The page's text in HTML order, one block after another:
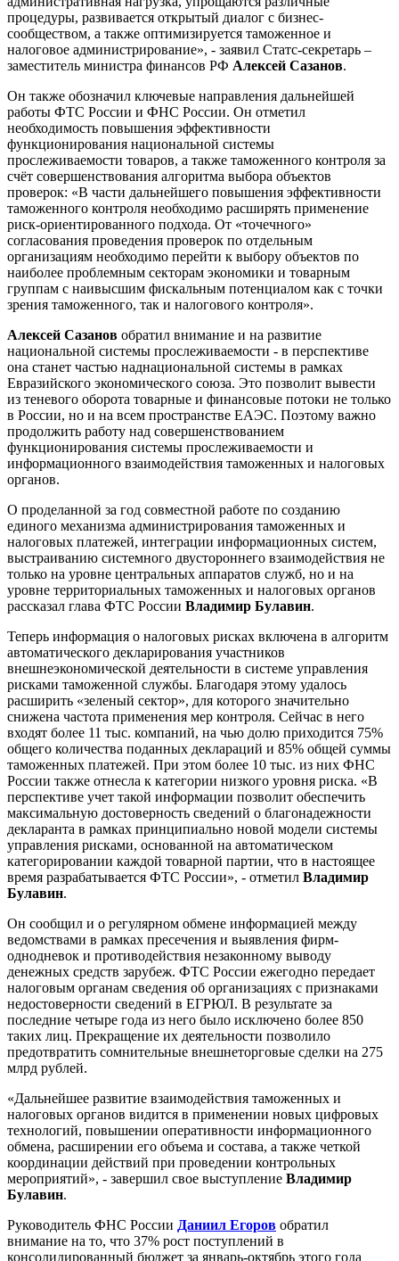
процедуры, развивается открытый диалог с бизнес-
сообществом, а также оптимизируется таможенное и
налоговое администрирование», - заявил Статс-секретарь –
заместитель министра финансов РФ Алексей Сазанов.
Он также обозначил ключевые направления дальнейшей
работы ФТС России и ФНС России. Он отметил
необходимость повышения эффективности
функционирования национальной системы
прослеживаемости товаров, а также таможенного контроля за
счёт совершенствования алгоритма выбора объектов
проверок: «В части дальнейшего повышения эффективности
таможенного контроля необходимо расширять применение
риск-ориентированного подхода. От «точечного»
согласования проведения проверок по отдельным
организациям необходимо перейти к выбору объектов по
наиболее проблемным секторам экономики и товарным
группам с наивысшим фискальным потенциалом как с точки
зрения таможенного, так и налогового контроля».
Алексей Сазанов обратил внимание и на развитие
национальной системы прослеживаемости - в перспективе
она станет частью наднациональной системы в рамках
Евразийского экономического союза. Это позволит вывести
из теневого оборота товарные и финансовые потоки не только
в России, но и на всем пространстве ЕАЭС. Поэтому важно
продолжить работу над совершенствованием
функционирования системы прослеживаемости и
информационного взаимодействия таможенных и налоговых
органов.
О проделанной за год совместной работе по созданию
единого механизма администрирования таможенных и
налоговых платежей, интеграции информационных систем,
выстраиванию системного двустороннего взаимодействия не
только на уровне центральных аппаратов служб, но и на
уровне территориальных таможенных и налоговых органов
рассказал глава ФТС России Владимир Булавин.
Теперь информация о налоговых рисках включена в алгоритм
автоматического декларирования участников
внешнеэкономической деятельности в системе управления
рисками таможенной службы. Благодаря этому удалось
расширить «зеленый сектор», для которого значительно
снижена частота применения мер контроля. Сейчас в него
входят более 11 тыс. компаний, на чью долю приходится 75%
общего количества поданных деклараций и 85% общей суммы
таможенных платежей. При этом более 10 тыс. из них ФНС
России также отнесла к категории низкого уровня риска. «В
перспективе учет такой информации позволит обеспечить
максимальную достоверность сведений о благонадежности
декларанта в рамках принципиально новой модели системы
управления рисками, основанной на автоматическом
категорировании каждой товарной партии, что в настоящее
время разрабатывается ФТС России», - отметил Владимир
Булавин.
Он сообщил и о регулярном обмене информацией между
ведомствами в рамках пресечения и выявления фирм-
однодневок и противодействия незаконному выводу
денежных средств зарубеж. ФТС России ежегодно передает
налоговым органам сведения об организациях с признаками
недостоверности сведений в ЕГРЮЛ. В результате за
последние четыре года из него было исключено более 850
таких лиц. Прекращение их деятельности позволило
предотвратить сомнительные внешнеторговые сделки на 275
млрд рублей.
«Дальнейшее развитие взаимодействия таможенных и
налоговых органов видится в применении новых цифровых
технологий, повышении оперативности информационного
обмена, расширении его объема и состава, а также четкой
координации действий при проведении контрольных
мероприятий», - завершил свое выступление Владимир
Булавин.
Руководитель ФНС России Даниил Егоров обратил
внимание на то, что 37% рост поступлений в
консолидированный бюджет за январь-октябрь этого года